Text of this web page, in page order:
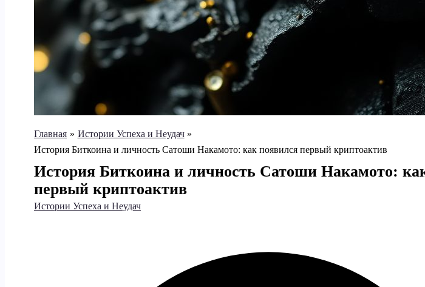
Главная
Истории Успеха и Неудач
История Биткоина и личность Сатоши Накамото: как появился первый криптоактив
История Биткоина и личность Сатоши Накамото:
первый криптоактив
Истории Успеха и Неудач